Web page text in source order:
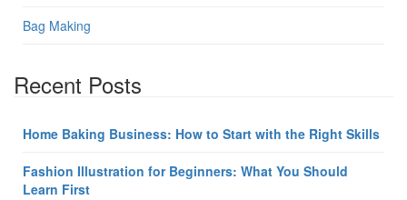
Bag Making
Recent Posts
Home Baking Business: How to Start with the Right Skills
Fashion Illustration for Beginners: What You Should
Learn First